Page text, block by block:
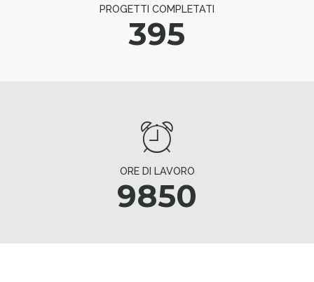
PROGETTI COMPLETATI
395
ORE DI LAVORO
9850